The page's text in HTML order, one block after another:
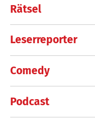
Rätsel
Leserreporter
Comedy
Podcast